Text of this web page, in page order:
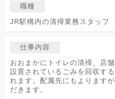
職種
JR駅構内の清掃業務スタッフ
仕事内容
おおまかにトイレの清掃、店
設置されているごみを回収す
れます。配属先にもよります
だきます。